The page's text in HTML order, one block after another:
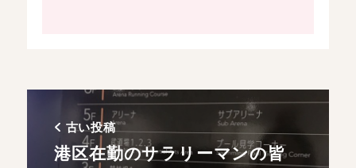
古い投稿
港区在勤のサラリーマンの皆